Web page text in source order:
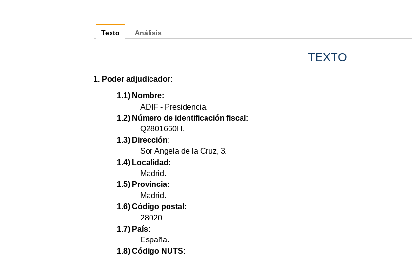
Texto
TEXTO
1. Poder adjudicador:
1.1) Nombre:
ADIF - Presidencia.
1.2) Número de identificación fiscal:
Q2801660H.
1.3) Dirección:
Sor Ángela de la Cruz, 3.
1.4) Localidad:
Madrid.
1.5) Provincia:
Madrid.
1.6) Código postal:
28020.
1.7) País:
España.
1.8) Código NUTS:
Análisis